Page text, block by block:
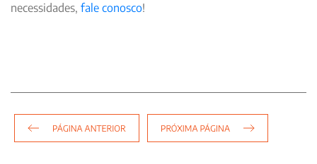
necessidades, fale conosco!
Navegação